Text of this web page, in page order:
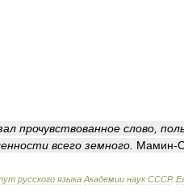
прочувствованное слово
всего земного Мамин-
русского языка Академии наук СССР.